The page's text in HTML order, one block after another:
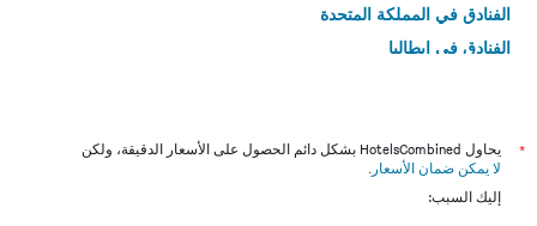
الفنادق في المملكة المتحدة
الفنادق في إيطاليا
*
يحاول HotelsCombined بشكل دائم الحصول على الأسعار الدقيقة، ولكن
لا يمكن ضمان الأسعار .
إليك السبب: